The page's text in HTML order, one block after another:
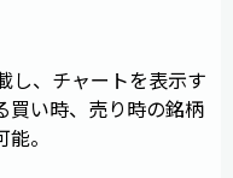
し、チャートを表示す
買い時、売り時の銘柄
。